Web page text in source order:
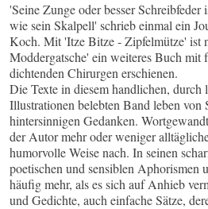
'Seine Zunge oder besser Schreibfeder
wie sein Skalpell' schrieb einmal ein
Koch. Mit 'Itze Bitze - Zipfelmütze' ist
Moddergatsche' ein weiteres Buch mit
dichtenden Chirurgen erschienen.
Die Texte in diesem handlichen, durch
Illustrationen belebten Band leben von
hintersinnigen Gedanken.
der Autor mehr oder weniger
humorvolle Weise nach. In seinen
poetischen und sensiblen Aphorismen
häufig mehr, als es sich auf Anhieb
und Gedichte, auch einfache Sätze,